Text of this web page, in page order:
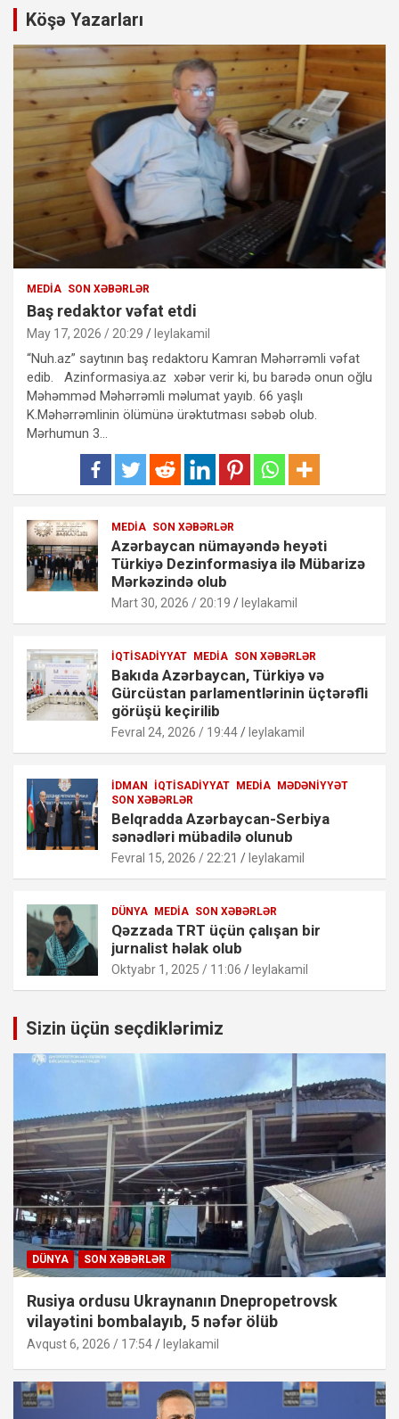
Köşə Yazarları
MEDIA SON XƏBƏRLƏR
Baş redaktor vəfat etdi
May 17, 2026 / 20:29 leylakamil
“Nuh.az” saytının baş redaktoru Kamran Məhərrəmli vəfat
edib. Azinformasiya.az xəbər verir ki, bu barədə onun oğlu
Məhəmməd Məhərrəmli məlumat yayıb. 66 yaşlı
K.Məhərrəmlinin ölümünə ürəktutması səbəb olub.
Mərhumun 3…
MEDIA SON XƏBƏRLƏR
Azərbaycan nümayəndə heyəti
Türkiyə Dezinformasiya ilə Mübarizə
Mərkəzində olub
Mart 30, 2026 / 20:19 leylakamil
İQTISADIYYAT MEDIA SON XƏBƏRLƏR
Bakıda Azərbaycan, Türkiyə və
Gürcüstan parlamentlərinin üçtərəfli
görüşü keçirilib
Fevral 24, 2026 / 19:44 leylakamil
İDMAN İQTISADIYYAT MEDIA MƏDƏNIYYƏT
SON XƏBƏRLƏR
Belqradda Azərbaycan-Serbiya
sənədləri mübadilə olunub
Fevral 15, 2026 / 22:21 leylakamil
DÜNYA MEDIA SON XƏBƏRLƏR
Qəzzada TRT üçün çalışan bir
jurnalist həlak olub
Oktyabr 1, 2025 / 11:06 leylakamil
Sizin üçün seçdiklərimiz
DÜNYA SON XƏBƏRLƏR
Rusiya ordusu Ukraynanın Dnepropetrovsk
vilayətini bombalayıb, 5 nəfər ölüb
Avqust 6, 2026 / 17:54 leylakamil